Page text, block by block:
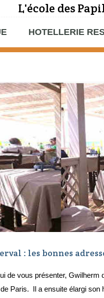
L'école des
HOTELLERIE
: les bonnes
de vous présenter,
Paris. Il a ensuite élargi